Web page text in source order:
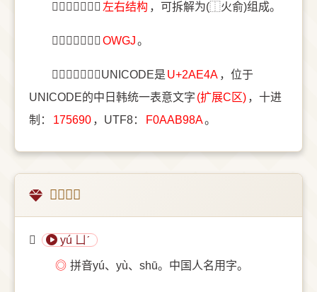
〔𪹊〕字结构是 左右结构 ，可拆解为(⿰火俞)组成。
〔𪹊〕字五笔是 OWGJ。
〔𪹊〕字统一码UNICODE是 U+2AE4A ，位于
UNICODE的中日韩统一表意文字 (扩展C区) ，十进
制：
175690 ，UTF8： F0AAB98A。
𪹊的意思
𪹊 yú ㄩˊ
◎ 拼音yú、yù、shū。中国人名用字。